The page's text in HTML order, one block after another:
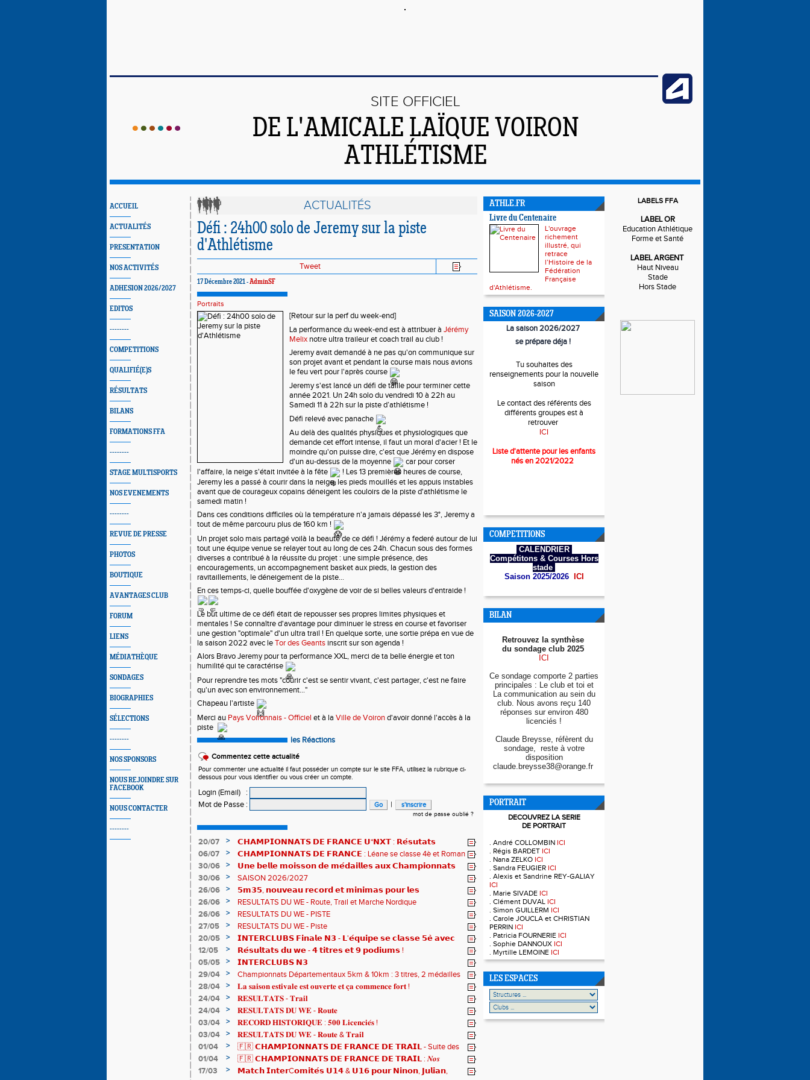
SITE OFFICIEL
DE L'AMICALE LAÏQUE VOIRON
ATHLÉTISME
ACCUEIL
ACTUALITÉS
PRESENTATION
NOS ACTIVITÉS
ADHESION 2026/2027
EDITOS
--------
COMPETITIONS
QUALIFIÉ(E)S
RÉSULTATS
BILANS
FORMATIONS FFA
--------
STAGE MULTISPORTS
NOS EVENEMENTS
--------
REVUE DE PRESSE
PHOTOS
BOUTIQUE
AVANTAGES CLUB
FORUM
LIENS
MÉDIATHÈQUE
SONDAGES
BIOGRAPHIES
SÉLECTIONS
--------
NOS SPONSORS
NOUS REJOINDRE SUR
FACEBOOK
NOUS CONTACTER
--------
ACTUALITÉS
Défi : 24h00 solo de Jeremy sur la piste
d'Athlétisme
Tweet
17 Décembre 2021 -AdminSF
Portraits
[Retour sur la perf du week-end]
La performance du week-end est à attribuer à Jérémy
Melix notre ultra traileur et coach trail au club !
Jeremy avait demandé à ne pas qu'on communique sur
son projet avant et pendant la course mais nous avions
le feu vert pour l'après course
Jeremy s'est lancé un défi de taille pour terminer cette
année 2021. Un 24h solo du vendredi 10 à 22h au
Samedi 11 à 22h sur la piste d’athlétisme !
Défi relevé avec panache
Au delà des qualités physiques et physiologiques que
demande cet effort intense, il faut un moral d'acier ! Et le
moindre qu'on puisse dire, c'est que Jérémy en dispose
d'un au-dessus de la moyenne
car pour corser
l'affaire, la neige s'était invitée à la fête
! Les 13 premières heures de course,
Jeremy les a passé à courir dans la neige, les pieds mouillés et les appuis instables
avant que de courageux copains déneigent les couloirs de la piste d'athlétisme le
samedi matin !
Dans ces conditions difficiles où la température n'a jamais dépassé les 3°, Jeremy a
tout de même parcouru plus de 160 km !
Un projet solo mais partagé voilà la beauté de ce défi ! Jérémy a federé autour de lui
tout une équipe venue se relayer tout au long de ces 24h. Chacun sous des formes
diverses a contribué à la réussite du projet : une simple présence, des
encouragements, un accompagnement basket aux pieds, la gestion des
ravitaillements, le déneigement de la piste...
En ces temps-ci, quelle bouffée d'oxygène de voir de si belles valeurs d'entraide !
Le but ultime de ce défi était de repousser ses propres limites physiques et
mentales ! Se connaître d'avantage pour diminuer le stress en course et favoriser
une gestion "optimale" d'un ultra trail ! En quelque sorte, une sortie prépa en vue de
la saison 2022 avec le Tor des Geants inscrit sur son agenda !
Alors Bravo Jeremy pour ta performance XXL, merci de ta belle énergie et ton
humilité qui te caractérise
Pour reprendre tes mots "courir c'est se sentir vivant, c'est partager, c'est ne faire
qu'un avec son environnement..."
Chapeau l'artiste
Merci au Pays Voironnais - Officiel et à la Ville de Voiron d'avoir donné l'accès à la
piste
les Réactions
Commentez cette actualité
Pour commenter une actualité il faut posséder un compte sur le site FFA, utilisez la rubrique ci-
dessous pour vous identifier ou vous créer un compte.
Login (Email)
:
Mot de Passe : |
mot de passe oublié ?
20/07 >
𝗖𝗛𝗔𝗠𝗣𝗜𝗢𝗡𝗡𝗔𝗧𝗦 𝗗𝗘 𝗙𝗥𝗔𝗡𝗖𝗘 𝗨*𝗡𝗫𝗧 : 𝗥𝗲́𝘀𝘂𝘁𝗮𝘁𝘀
𝗵𝗶𝘀𝘁𝗼𝗿𝗶𝗾𝘂𝗲𝘀 !
06/07 >
𝗖𝗛𝗔𝗠𝗣𝗜𝗢𝗡𝗡𝗔𝗧𝗦 𝗗𝗘 𝗙𝗥𝗔𝗡𝗖𝗘 : Léane se classe 4è et Roman
83è !
30/06 >
𝗨𝗻𝗲 𝗯𝗲𝗹𝗹𝗲 𝗺𝗼𝗶𝘀𝘀𝗼𝗻 𝗱𝗲 𝗺𝗲́𝗱𝗮𝗶𝗹𝗹𝗲𝘀 𝗮𝘂𝘅 𝗖𝗵𝗮𝗺𝗽𝗶𝗼𝗻𝗻𝗮𝘁𝘀
𝗔𝗨𝗥𝗔 !
30/06 >
SAISON 2026/2027
26/06
>
𝟱𝗺𝟯𝟱, 𝗻𝗼𝘂𝘃𝗲𝗮𝘂 𝗿𝗲𝗰𝗼𝗿𝗱 𝗲𝘁 𝗺𝗶𝗻𝗶𝗺𝗮𝘀 𝗽𝗼𝘂𝗿 𝗹𝗲𝘀
𝗖𝗵𝗮𝗺𝗽𝗶𝗼𝗻𝗻𝗮𝘁𝘀 𝗱𝘂 𝗠𝗼𝗻𝗱𝗲 𝗨𝟮𝟬 𝗽𝗼𝘂𝗿 𝗔𝗹𝗼𝗶̈𝘀 !
26/06 >
RESULTATS DU WE - Route, Trail et Marche Nordique
26/06
>
RESULTATS DU WE - PISTE
27/05
>
RESULTATS DU WE - Piste
20/05
>
𝗜𝗡𝗧𝗘𝗥𝗖𝗟𝗨𝗕𝗦 𝗙𝗶𝗻𝗮𝗹𝗲 𝗡𝟯 - 𝗟'𝗲́𝗾𝘂𝗶𝗽𝗲 𝘀𝗲 𝗰𝗹𝗮𝘀𝘀𝗲 𝟱𝗲̀ 𝗮𝘃𝗲𝗰
𝟯𝟮𝟰𝟮𝟳𝗽𝘁𝘀
12/05 >
𝗥𝗲́𝘀𝘂𝗹𝘁𝗮𝘁𝘀 𝗱𝘂 𝘄𝗲 - 𝟰 𝘁𝗶𝘁𝗿𝗲𝘀 𝗲𝘁 𝟵 𝗽𝗼𝗱𝗶𝘂𝗺𝘀 !
05/05
>
𝗜𝗡𝗧𝗘𝗥𝗖𝗟𝗨𝗕𝗦 𝗡𝟯
29/04
>
Championnats Départementaux 5km & 10km : 3 titres, 2 médailles
de bronze et un max de plaisir pour tous !
28/04 >
𝐋𝐚 𝐬𝐚𝐢𝐬𝐨𝐧 𝐞𝐬𝐭𝐢𝐯𝐚𝐥𝐞 𝐞𝐬𝐭 𝐨𝐮𝐯𝐞𝐫𝐭𝐞 𝐞𝐭 𝐜̧𝐚 𝐜𝐨𝐦𝐦𝐞𝐧𝐜𝐞 𝐟𝐨𝐫𝐭 !
24/04
>
𝐑𝐄𝐒𝐔𝐋𝐓𝐀𝐓𝐒 - 𝐓𝐫𝐚𝐢𝐥
24/04
>
𝐑𝐄𝐒𝐔𝐋𝐓𝐀𝐓𝐒 𝐃𝐔 𝐖𝐄 - 𝐑𝐨𝐮𝐭𝐞
03/04
>
𝐑𝐄𝐂𝐎𝐑𝐃 𝐇𝐈𝐒𝐓𝐎𝐑𝐈𝐐𝐔𝐄 : 𝟓𝟎𝟎 𝐋𝐢𝐜𝐞𝐧𝐜𝐢𝐞́𝐬 !
03/04
>
𝐑𝐄𝐒𝐔𝐋𝐓𝐀𝐓𝐒 𝐃𝐔 𝐖𝐄 - 𝐑𝐨𝐮𝐭𝐞 & 𝐓𝐫𝐚𝐢𝐥
01/04
>
🇫🇷 𝗖𝗛𝗔𝗠𝗣𝗜𝗢𝗡𝗡𝗔𝗧𝗦 𝗗𝗘 𝗙𝗥𝗔𝗡𝗖𝗘 𝗗𝗘 𝗧𝗥𝗔𝗜𝗟 - Suite des
résultats
01/04 >
🇫🇷 𝗖𝗛𝗔𝗠𝗣𝗜𝗢𝗡𝗡𝗔𝗧𝗦 𝗗𝗘 𝗙𝗥𝗔𝗡𝗖𝗘 𝗗𝗘 𝗧𝗥𝗔𝗜𝗟 : 𝑵𝒐𝒔
𝒕𝒓𝒂𝒊𝒍𝒆𝒖𝒓𝒔 𝒓𝒂𝒎𝒆̀𝒏𝒆𝒏𝒕 4 𝒎𝒆́𝒅𝒂𝒊𝒍𝒍𝒆𝒔 !
17/03 >
𝗠𝗮𝘁𝗰𝗵 𝗜𝗻𝘁𝗲𝗿C𝗼𝗺𝗶𝘁𝗲́𝘀 𝗨𝟭𝟰 & 𝗨𝟭𝟲 𝗽𝗼𝘂𝗿 𝗡𝗶𝗻𝗼𝗻, 𝗝𝘂𝗹𝗶𝗮𝗻,
ATHLE.FR
Livre du Centenaire
L'ouvrage
richement
illustré, qui
retrace
l’Histoire de la
Fédération
Française
d'Athlétisme.
SAISON 2026-2027
La saison 2026/2027
se prépare déja !
Tu souhaites des
renseignements pour la nouvelle
saison
Le contact des référents des
différents groupes est à
retrouver
ICI
Liste d'attente pour les enfants
nés en 2021/2022
COMPETITIONS
CALENDRIER
Compétitons & Courses Hors
stade
Saison 2025/2026
ICI
BILAN
Retrouvez la synthèse
du sondage club 2025
ICI
Ce sondage comporte 2 parties
principales : Le club et toi et
La communication au sein du
club. Nous avons reçu 140
réponses sur environ 480
licenciés !
Claude Breysse, réfèrent du
sondage, reste à votre
disposition
claude.breysse38@orange.fr
PORTRAIT
DECOUVREZ LA SERIE
DE PORTRAIT
. André COLLOMBIN ICI
. Régis BARDET ICI
. Nana ZELKO ICI
. Sandra FEUGIER ICI
. Alexis et Sandrine REY-GALIAY
ICI
. Marie SIVADE ICI
. Clément DUVAL ICI
. Simon GUILLERM ICI
. Carole JOUCLA et CHRISTIAN
PERRIN ICI
. Patricia FOURNERIE ICI
. Sophie DANNOUX ICI
. Myrtille LEMOINE ICI
LES ESPACES
LABELS FFA
LABEL OR
Education Athlétique
Forme et Santé
LABEL ARGENT
Haut Niveau
Stade
Hors Stade